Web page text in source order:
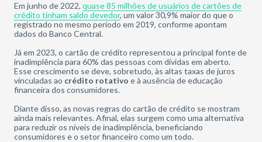
Em junho de 2022, quase 85 milhões de usuários de cartões de
crédito tinham saldo devedor, um valor 30,9% maior do que o
registrado no mesmo período em 2019, conforme apontam
dados do Banco Central.
Já em 2023, o cartão de crédito representou a principal fonte de
inadimplência para 60% das pessoas com dívidas em aberto.
Esse crescimento se deve, sobretudo, às altas taxas de juros
vinculadas ao crédito rotativo e à ausência de educação
financeira dos consumidores.
Diante disso, as novas regras do cartão de crédito se mostram
ainda mais relevantes. Afinal, elas surgem como uma alternativa
para reduzir os níveis de inadimplência, beneficiando
consumidores e o setor financeiro como um todo.